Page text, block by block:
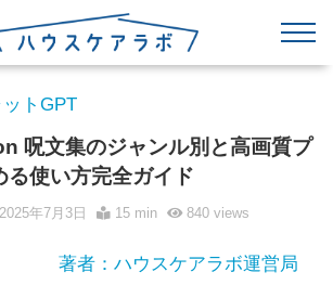
トGPT
呪文集のジャンル別と高画質プ
る使い方完全ガイド
2025年7月3日 15 min 840views
著者：ハウスケアラボ運営局